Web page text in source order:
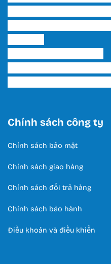
Chính sách công ty
Chính sách bảo mật
Chính sách giao hàng
Chính sách đổi trả hàng
Chính sách bảo hành
Điều khoản và điều khiển